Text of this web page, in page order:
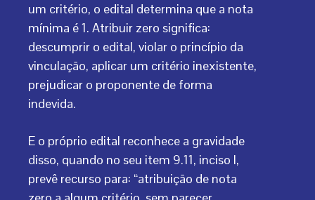
um critério, o edital determina que a nota
mínima é 1. Atribuir zero significa:
descumprir o edital, violar o princípio da
vinculação, aplicar um critério inexistente,
prejudicar o proponente de forma
indevida.
E o próprio edital reconhece a gravidade
disso, quando no seu item 9.11, inciso I,
prevê recurso para: “atribuição de nota